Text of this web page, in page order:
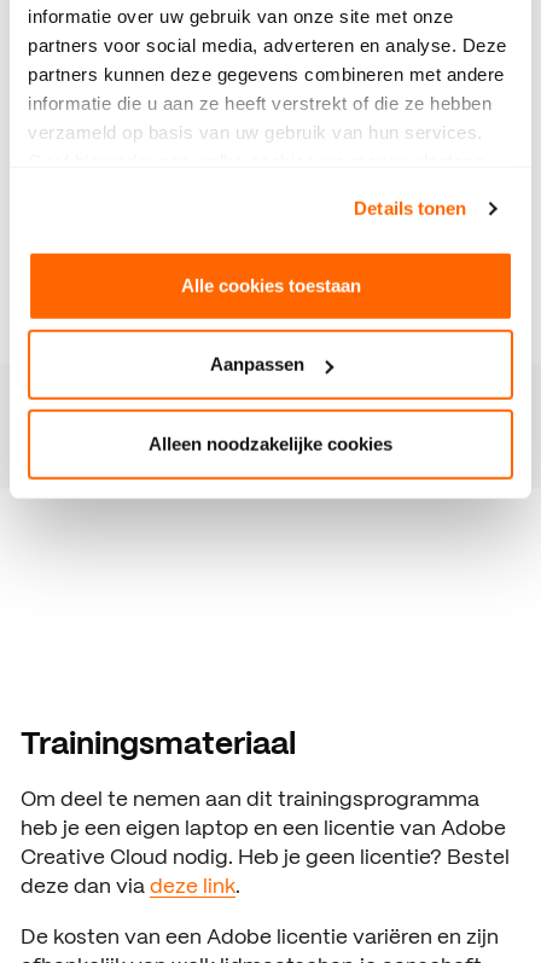
informatie over uw gebruik van onze site met onze
partners voor social media, adverteren en analyse. Deze
partners kunnen deze gegevens combineren met andere
informatie die u aan ze heeft verstrekt of die ze hebben
verzameld op basis van uw gebruik van hun services.
Details tonen
Alle cookies toestaan
Aanpassen
Alleen noodzakelijke cookies
software om je vaardigheden verder te
Trainingsmateriaal
Om deel te nemen aan dit trainingsprogramma
heb je een eigen laptop en een licentie van Adobe
Creative Cloud nodig. Heb je geen licentie? Bestel
deze dan viadeze link.
De kosten van een Adobe licentie variëren en zijn